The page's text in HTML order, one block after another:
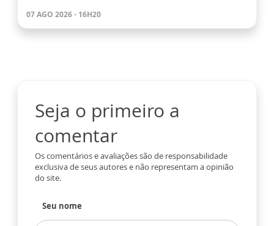
07 AGO 2026 - 16H20
Seja o primeiro a
comentar
Os comentários e avaliações são de responsabilidade
exclusiva de seus autores e não representam a opinião
do site.
Seu nome